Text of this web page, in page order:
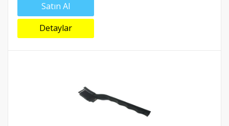
Satın Al
Detaylar